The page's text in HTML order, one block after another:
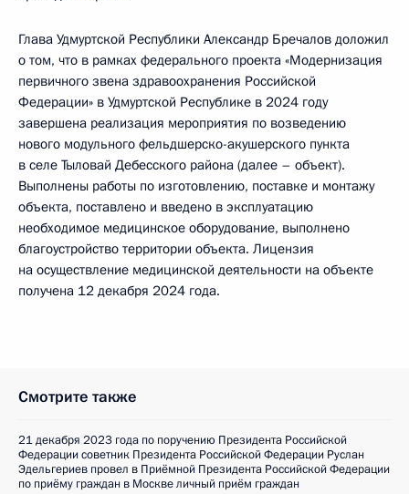
Глава Удмуртской Республики Александр Бречалов доложил
о том, что в рамках федерального проекта «Модернизация
первичного звена здравоохранения Российской
Федерации» в Удмуртской Республике в 2024 году
завершена реализация мероприятия по возведению
нового модульного фельдшерско-акушерского пункта
в селе Тыловай Дебесского района (далее – объект).
Выполнены работы по изготовлению, поставке и монтажу
объекта, поставлено и введено в эксплуатацию
необходимое медицинское оборудование, выполнено
благоустройство территории объекта. Лицензия
на осуществление медицинской деятельности на объекте
получена 12 декабря 2024 года.
Смотрите также
21 декабря 2023 года по поручению Президента Российской
Федерации советник Президента Российской Федерации Руслан
Эдельгериев провел в Приёмной Президента Российской Федерации
по приёму граждан в Москве личный приём граждан